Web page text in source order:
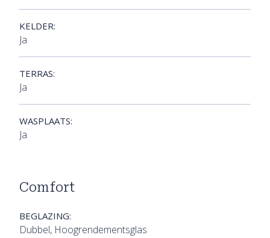
KELDER:
Ja
TERRAS:
Ja
WASPLAATS:
Ja
Comfort
BEGLAZING:
Dubbel, Hoogrendementsglas